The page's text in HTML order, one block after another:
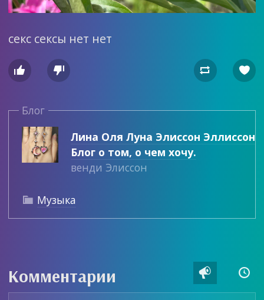
секс сексы нет нет
   
Блог
Лина Оля Луна Элиссон Эллиссон
Блог о том, о чем хочу.
венди Элиссон
 Музыка
Комментарии  